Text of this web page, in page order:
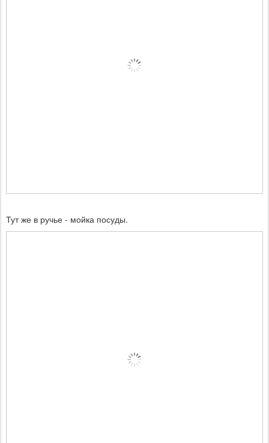
Тут же в ручье - мойка посуды.